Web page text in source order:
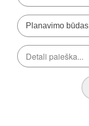
Planavimo būdas